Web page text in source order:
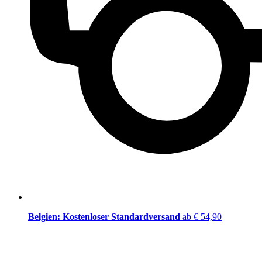
Belgien: Kostenloser Standardversand ab € 54,90